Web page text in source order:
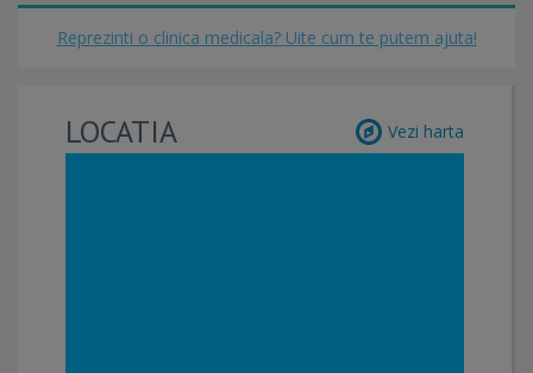
Reprezinti o clinica medicala? Uite cum te putem ajuta!
LOCATIA Vezi harta